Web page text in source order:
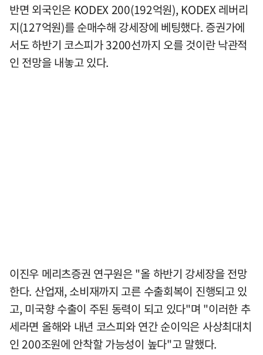
반면 외국인은 KODEX 200(192억원), KODEX 레버리
지(127억원)를 순매수해 강세장에 베팅했다. 증권가에
서도 하반기 코스피가 3200선까지 오를 것이란 낙관적
인 전망을 내놓고 있다.
이진우 메리츠증권 연구원은 "올 하반기 강세장을 전망
한다. 산업재, 소비재까지 고른 수출회복이 진행되고 있
고, 미국향 수출이 주된 동력이 되고 있다"며 "이러한 추
세라면 올해와 내년 코스피와 연간 순이익은 사상최대치
인 200조원에 안착할 가능성이 높다"고 말했다.